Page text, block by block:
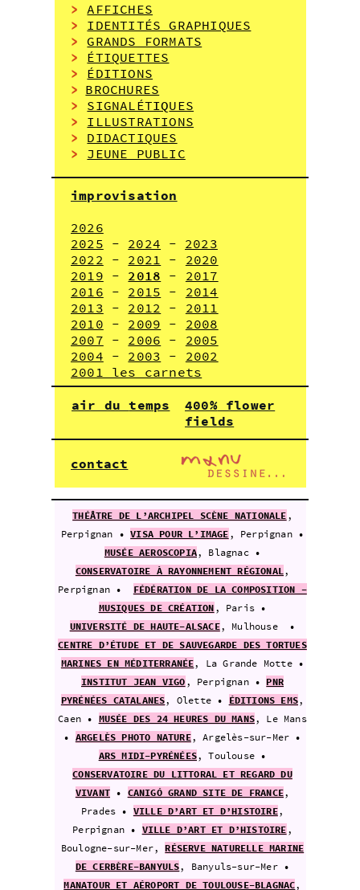
contact
>
AFFICHES
>
IDENTITÉS GRAPHIQUES
>
GRANDS FORMATS
>
ÉTIQUETTES
>
ÉDITIONS
> BROCHURES
>
SIGNALÉTIQUES
>
ILLUSTRATIONS
>
DIDACTIQUES
>
JEUNE PUBLIC
improvisation
2026
2025 - 2024 - 2023
2022 - 2021 - 2020
2019 - 2018 - 2017
2016 - 2015 - 2014
2013 - 2012 - 2011
2010 - 2009 - 2008
2007 - 2006 - 2005
2004 - 2003 - 2002
2001 les carnets
air dutemps 400%flower
fields
THÉÂTRE DE L’ARCHIPEL SCÈNE NATIONALE ,
Perpignan •VISA POUR L’IMAGE , Perpignan •
MUSÉE AEROSCOPIA, Blagnac •
CONSERVATOIRE À RAYONNEMENT RÉGIONAL,
Perpignan • FÉDÉRATION DE LA COMPOSITION -
MUSIQUES DE CRÉATION , Paris •
UNIVERSITÉ DE HAUTE-ALSACE, Mulhouse •
CENTRE D’ÉTUDE ET DE SAUVEGARDE DES TORTUES
MARINES EN MÉDITERRANÉE, La Grande Motte •
INSTITUT JEAN VIGO , Perpignan •PNR
PYRÉNÉES CATALANES, Olette • ÉDITIONS EMS,
Caen • MUSÉE DES 24 HEURES DU MANS, Le Mans
• ARGELÈS PHOTO NATURE, Argelès-sur-Mer •
ARS MIDI-PYRÉNÉES, Toulouse •
CONSERVATOIRE DU LITTORAL ET REGARD DU
VIVANT• CANIGÓ GRAND SITE DE FRANCE,
Prades • VILLE D’ART ET D’HISTOIRE,
Perpignan • VILLE D’ART ET D’HISTOIRE ,
Boulogne-sur-Mer,
RÉSERVE NATURELLE MARINE
DE CERBÈRE-BANYULS, Banyuls-sur-Mer •
MANATOUR ET AÉROPORT DE TOULOUSE-BLAGNAC,